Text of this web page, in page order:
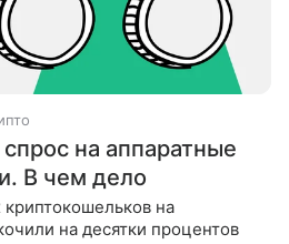
на аппаратные
В чем дело
на
на десятки процентов